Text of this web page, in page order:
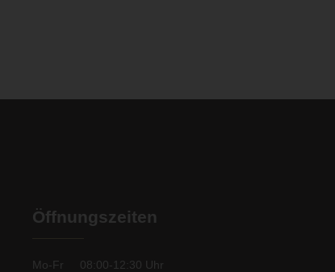
Öffnungszeiten
Mo-Fr 08:00-12:30 Uhr